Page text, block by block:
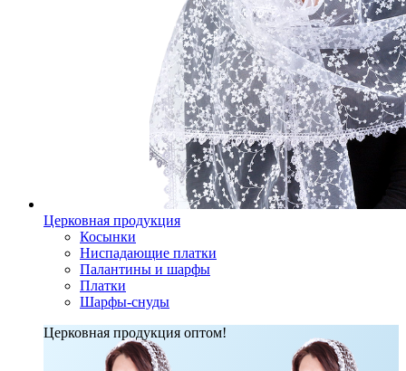
Церковная продукция
Косынки
Ниспадающие платки
Палантины и шарфы
Платки
Шарфы-снуды
Церковная продукция оптом!